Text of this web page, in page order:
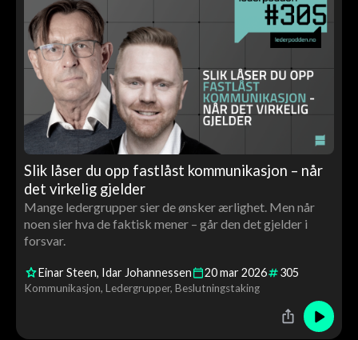
Slik låser du opp fastlåst kommunikasjon – når
det virkelig gjelder
Mange ledergrupper sier de ønsker ærlighet. Men når
noen sier hva de faktisk mener – går den det gjelder i
forsvar.
Einar Steen Idar Johannessen 20mar2026 305
Kommunikasjon Ledergrupper Beslutningstaking